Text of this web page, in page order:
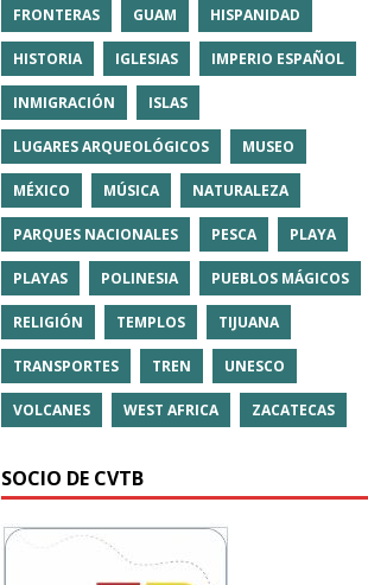
FRONTERAS GUAM HISPANIDAD
HISTORIA IGLESIAS IMPERIO ESPAÑOL
INMIGRACIÓN ISLAS
LUGARES ARQUEOLÓGICOS MUSEO
MÉXICO MÚSICA NATURALEZA
PARQUES NACIONALES PESCA PLAYA
PLAYAS POLINESIA PUEBLOS MÁGICOS
RELIGIÓN TEMPLOS TIJUANA
TRANSPORTES TREN UNESCO
VOLCANES WEST AFRICA ZACATECAS
SOCIO DE CVTB